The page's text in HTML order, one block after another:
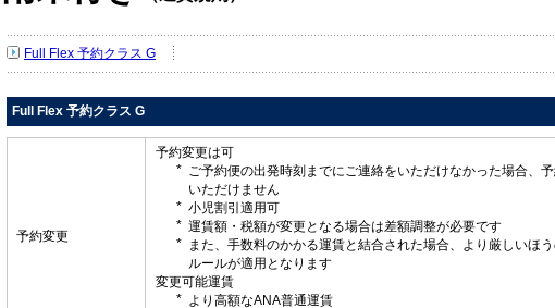
Full Flex 予約クラス G
Full Flex 予約クラス G
予約変更
予約変更は可
ご予約便の出発時刻までにご連絡をいただけなかった場合、
いただけません
小児割引適用可
運賃額・税額が変更となる場合は差額調整が必要です
また、手数料のかかる運賃と結合された場合、より厳しいほ
ルールが適用となります
変更可能運賃
より高額なANA普通運賃